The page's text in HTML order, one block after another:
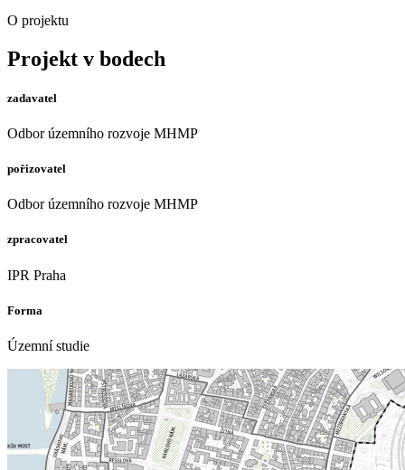
O projektu
Projekt v bodech
zadavatel
Odbor územního rozvoje MHMP
pořizovatel
Odbor územního rozvoje MHMP
zpracovatel
IPR Praha
Forma
Územní studie